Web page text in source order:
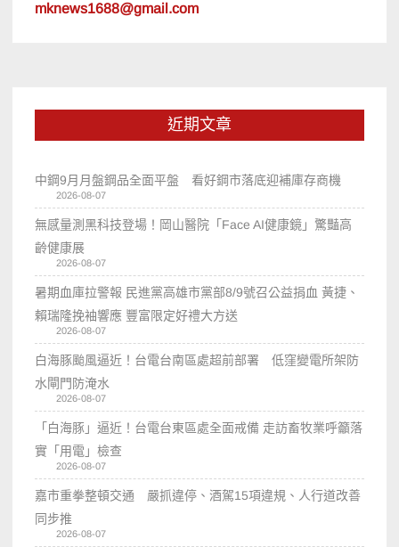
mknews1688@gmail.com
近期文章
中鋼9月月盤鋼品全面平盤 看好鋼市落底迎補庫存商機
2026-08-07
無感量測黑科技登場！岡山醫院「Face AI健康鏡」驚豔高
齡健康展
2026-08-07
暑期血庫拉警報 民進黨高雄市黨部8/9號召公益捐血 黃捷、
賴瑞隆挽袖響應 豐富限定好禮大方送
2026-08-07
白海豚颱風逼近！台電台南區處超前部署 低窪變電所架防
水閘門防淹水
2026-08-07
「白海豚」逼近！台電台東區處全面戒備 走訪畜牧業呼籲落
實「用電」檢查
2026-08-07
嘉市重拳整頓交通 嚴抓違停、酒駕15項違規、人行道改善
同步推
2026-08-07